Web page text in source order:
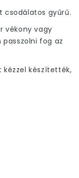
csodálatos gyűrű.
vékony vagy
fog az
kézzel készítették,